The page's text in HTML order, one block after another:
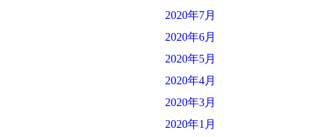
2020年7月
2020年6月
2020年5月
2020年4月
2020年3月
2020年1月